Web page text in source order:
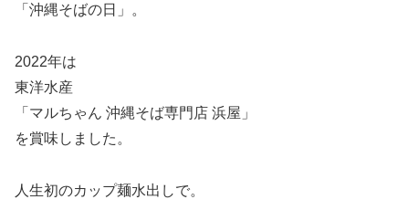
「沖縄そばの日」。
2022年は
東洋水産
「マルちゃん 沖縄そば専門店 浜屋」
を賞味しました。
人生初のカップ麺水出しで。